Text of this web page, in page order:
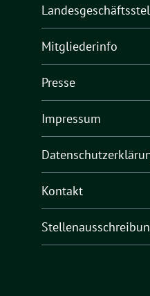
Mitgliederinfo
Presse
Impressum
Kontakt